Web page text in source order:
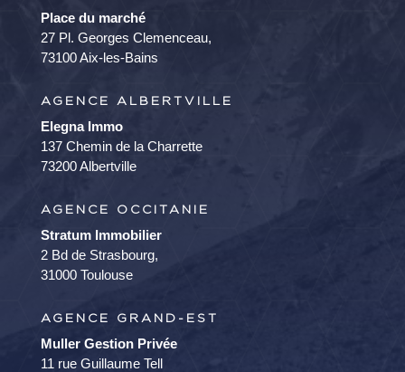
Place du marché
27 Pl. Georges Clemenceau,
73100 Aix-les-Bains
AGENCE ALBERTVILLE
Elegna Immo
137 Chemin de la Charrette
73200 Albertville
AGENCE OCCITANIE
Stratum Immobilier
2 Bd de Strasbourg,
31000 Toulouse
AGENCE GRAND-EST
Muller Gestion Privée
11 rue Guillaume Tell